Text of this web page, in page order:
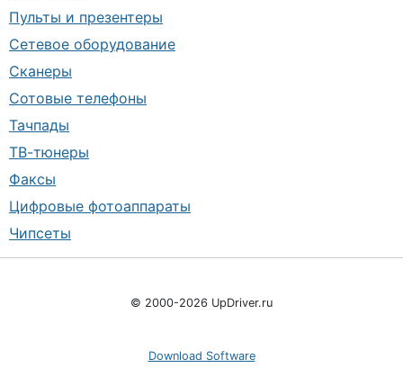
Пульты и презентеры
Сетевое оборудование
Сканеры
Сотовые телефоны
Тачпады
ТВ-тюнеры
Факсы
Цифровые фотоаппараты
Чипсеты
© 2000-2026 UpDriver.ru
Download Software